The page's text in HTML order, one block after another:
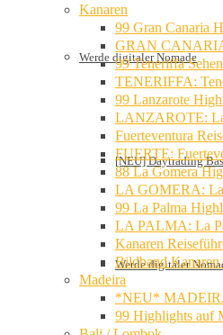
Werde digitaler Nomade
[NEU] Daytrading
Werde digitaler
Kanaren
99 Gran Canaria
GRAN
99 Teneriffa
TENERIFFA:
99 Lanzarote
LANZAROTE:
Fuerteventura
FUERTE:
88 La Gomera
LA GOMERA:
99 La Palma
LA PALMA: La
Kanaren
Bildband
Madeira
*NEU*
99 Highlights auf